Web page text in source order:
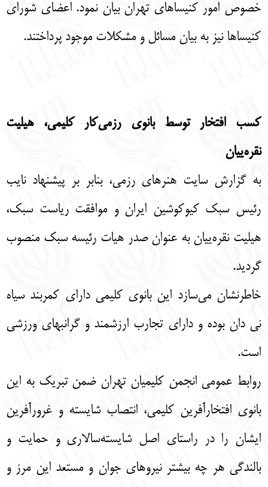
خصوص امور کنیساهای تهران بیان نمود. اعضای شورای
کنیساها نیز به بیان مسائل و مشکلات موجود پرداختند.
کسب افتخار توسط بانوی رزمی‌کار کلیمی، هیلیت
نقره‌ییان
به گزارش سایت هنرهای رزمی، بنابر بر پيشنهاد نایب
رئيس سبك كيوكوشين ايران و موافقت رياست سبك،
هيليت نقره‌ييان به عنوان صدر هيات رئيسه سبك منصوب
گرديد.
خاطرنشان می‌سازد این بانوی کلیمی داراى كمربند سياه
نى دان بوده و دارای تجارب ارزشمند و گرانبهای ورزشى
است.
روابط عمومی انجمن کلیمیان تهران ضمن تبریک به این
بانوی افتخارآفرین کلیمی، انتصاب شایسته و غرورآفرین
ایشان را در راستای اصل شایسته‌سالاری و حمايت و
بالندگى هر چه بیشتر نيروهاى جوان و مستعد اين مرز و